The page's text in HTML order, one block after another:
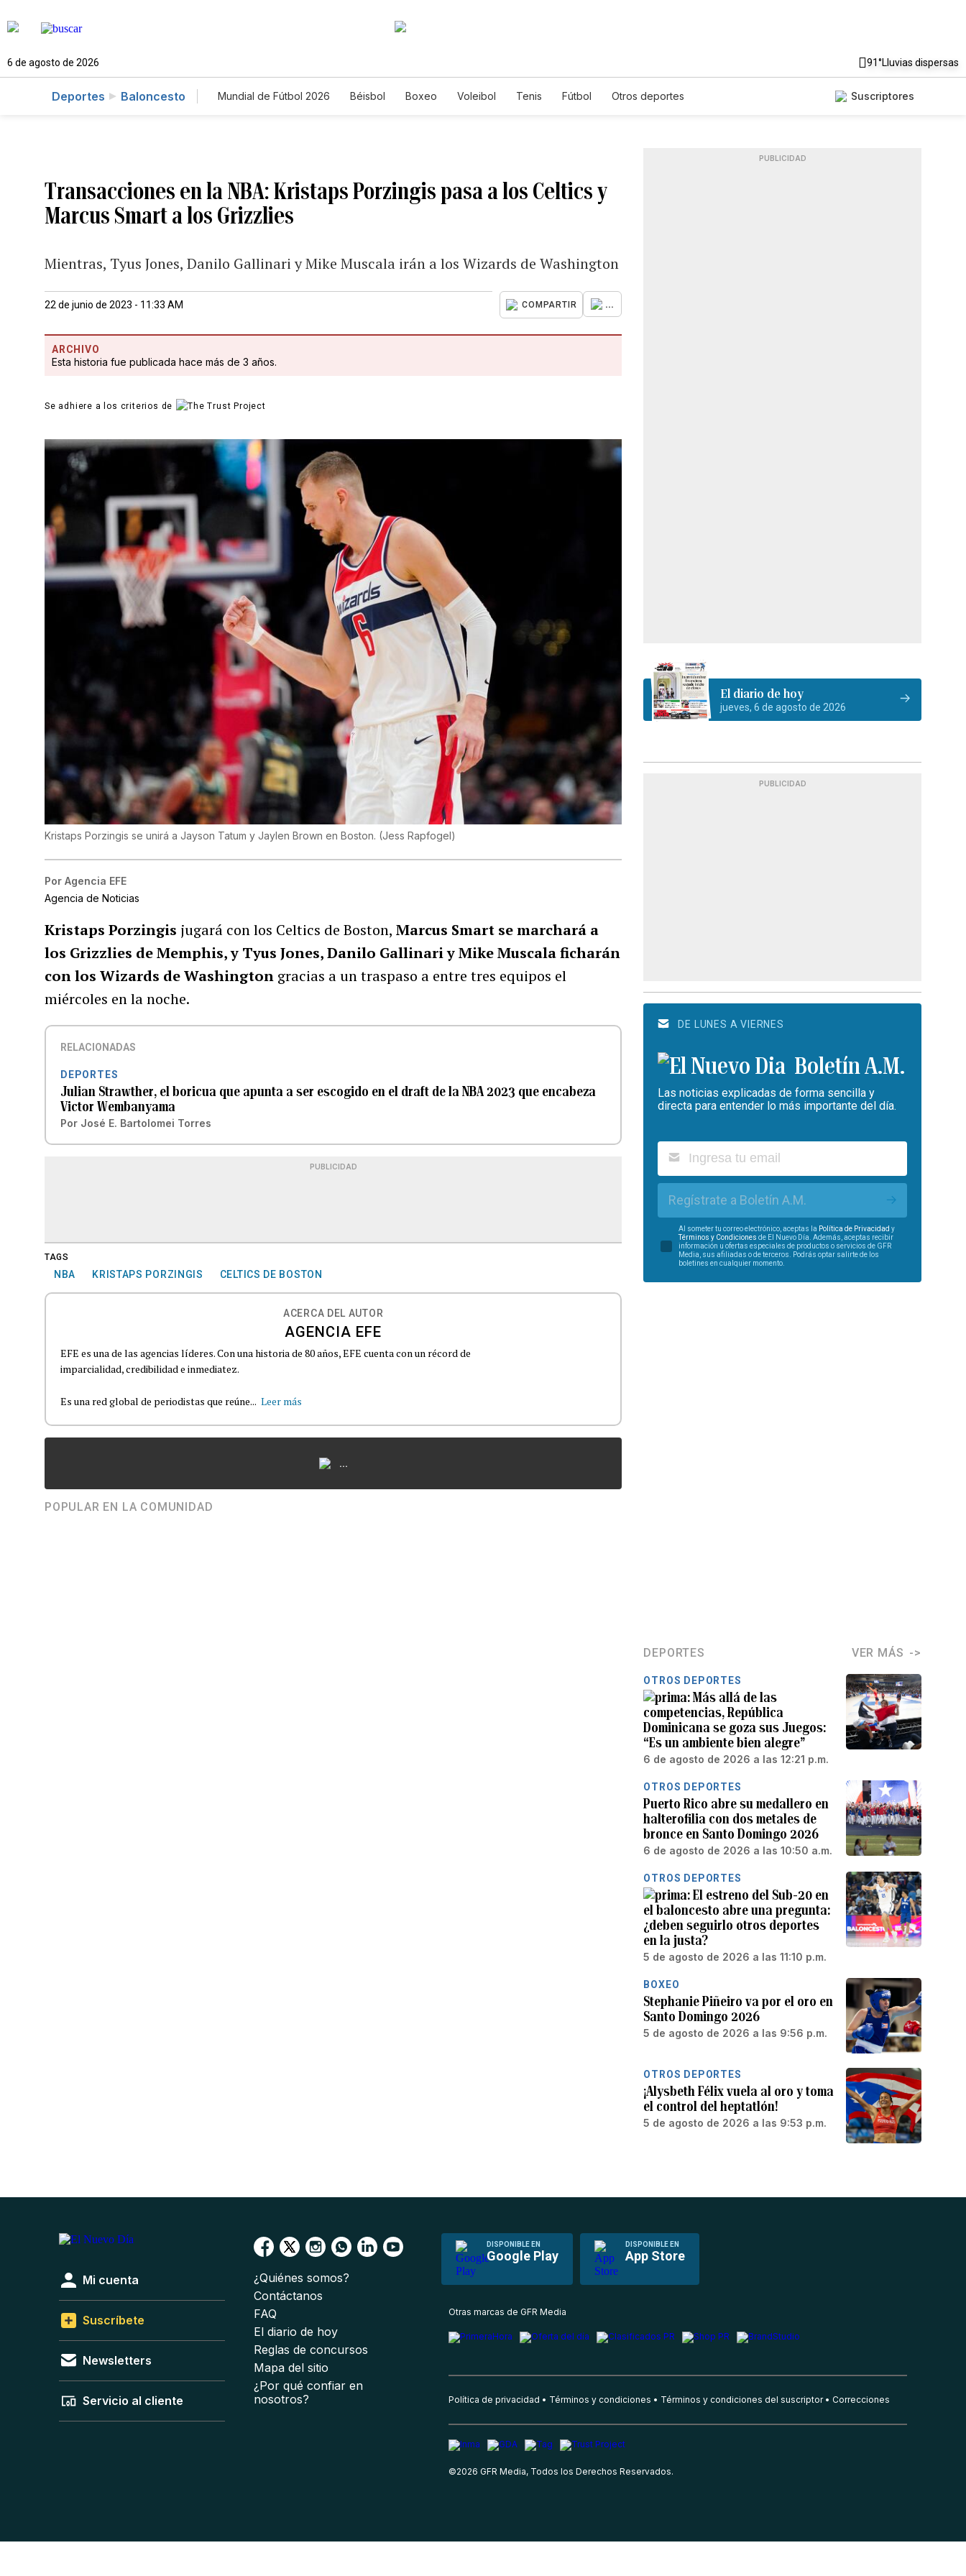
6 de agosto de 2026 91°Lluvias dispersas
Deportes Baloncesto Mundial de Fútbol 2026 Béisbol Boxeo Voleibol Tenis Fútbol Otros deportes Suscriptores
Transacciones en la NBA: Kristaps Porzingis pasa a los Celtics y
Marcus Smart a los Grizzlies
Mientras, Tyus Jones, Danilo Gallinari y Mike Muscala irán a los Wizards de Washington
22 de junio de 2023 - 11:33 AM COMPARTIR ...
ARCHIVO
Esta historia fue publicada hace más de 3 años.
Se adhiere a los criterios de
Kristaps Porzingis se unirá a Jayson Tatum y Jaylen Brown en Boston. (Jess Rapfogel)
Por Agencia EFE
Agencia de Noticias
Kristaps Porzingis jugará con los Celtics de Boston,Marcus Smart se marchará a
los Grizzlies de Memphis, y Tyus Jones, Danilo Gallinari y Mike Muscala ficharán
con los Wizards de Washington gracias a un traspaso a entre tres equipos el
miércoles en la noche.
RELACIONADAS
DEPORTES
Julian Strawther, el boricua que apunta a ser escogido en el draft de la NBA 2023 que encabeza
Victor Wembanyama
Por José E. Bartolomei Torres
PUBLICIDAD
TAGS
NBA KRISTAPS PORZINGIS CELTICS DE BOSTON
ACERCA DEL AUTOR
AGENCIA EFE
EFE es una de las agencias líderes. Con una historia de 80 años, EFE cuenta con un récord de
imparcialidad, credibilidad e inmediatez.
Es una red global de periodistas que reúne... Leer más
...
POPULAR EN LA COMUNIDAD
PUBLICIDAD
El diario de hoy
jueves, 6 de agosto de 2026
PUBLICIDAD
DE LUNES A VIERNES
Boletín A.M.
Las noticias explicadas de forma sencilla y
directa para entender lo más importante del día.
Regístrate a Boletín A.M.
Al someter tu correo electrónico, aceptas la Política de Privacidad y
Términos y Condiciones de El Nuevo Día. Además, aceptas recibir
información u ofertas especiales de productos o servicios de GFR
Media, sus afiliadas o de terceros. Podrás optar salirte de los
boletines en cualquier momento.
DEPORTES VER MÁS
OTROS DEPORTES
Más allá de las
competencias, República
Dominicana se goza sus Juegos:
“Es un ambiente bien alegre”
6 de agosto de 2026 a las 12:21 p.m.
OTROS DEPORTES
Puerto Rico abre su medallero en
halterofilia con dos metales de
bronce en Santo Domingo 2026
6 de agosto de 2026 a las 10:50 a.m.
OTROS DEPORTES
El estreno del Sub-20 en
el baloncesto abre una pregunta:
¿deben seguirlo otros deportes
en la justa?
5 de agosto de 2026 a las 11:10 p.m.
BOXEO
Stephanie Piñeiro va por el oro en
Santo Domingo 2026
5 de agosto de 2026 a las 9:56 p.m.
OTROS DEPORTES
¡Alysbeth Félix vuela al oro y toma
el control del heptatlón!
5 de agosto de 2026 a las 9:53 p.m.
DISPONIBLE EN
Google Play
DISPONIBLE EN
App Store
Mi cuenta
Suscríbete
Newsletters
Servicio al cliente
¿Quiénes somos?
Contáctanos
FAQ
El diario de hoy
Reglas de concursos
Mapa del sitio
¿Por qué confiar en
nosotros?
Otras marcas de GFR Media
Política de privacidad Términos y condiciones Términos y condiciones del suscriptor Correcciones
©2026 GFR Media, Todos los Derechos Reservados.